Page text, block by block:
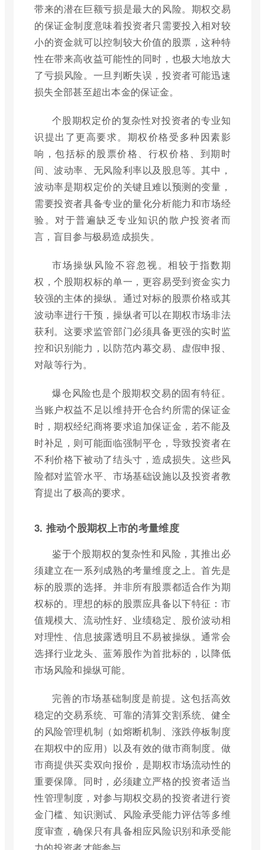
带来的潜在巨额亏损是最大的风险。期权交易
的保证金制度意味着投资者只需要投入相对较
小的资金就可以控制较大价值的股票，这种特
性在带来高收益可能性的同时，也极大地放大
了亏损风险。一旦判断失误，投资者可能迅速
损失全部甚至超出本金的保证金。
个股期权定价的复杂性对投资者的专业知
识提出了更高要求。期权价格受多种因素影
响，包括标的股票价格、行权价格、到期时
间、波动率、无风险利率以及股息等。其中，
波动率是期权定价的关键且难以预测的变量，
需要投资者具备专业的量化分析能力和市场经
验。对于普遍缺乏专业知识的散户投资者而
言，盲目参与极易造成损失。
市场操纵风险不容忽视。相较于指数期
权，个股期权标的单一，更容易受到资金实力
较强的主体的操纵。通过对标的股票价格或其
波动率进行干预，操纵者可以在期权市场非法
获利。这要求监管部门必须具备更强的实时监
控和识别能力，以防范内幕交易、虚假申报、
对敲等行为。
爆仓风险也是个股期权交易的固有特征。
当账户权益不足以维持开仓合约所需的保证金
时，期权经纪商将要求追加保证金，若不能及
时补足，则可能面临强制平仓，导致投资者在
不利价格下被动了结头寸，造成损失。这些风
险都对监管水平、市场基础设施以及投资者教
育提出了极高的要求。
3. 推动个股期权上市的考量维度
鉴于个股期权的复杂性和风险，其推出必
须建立在一系列成熟的考量维度之上。首先是
标的股票的选择。并非所有股票都适合作为期
权标的。理想的标的股票应具备以下特征：市
值规模大、流动性好、业绩稳定、股价波动相
对理性、信息披露透明且不易被操纵。通常会
选择行业龙头、蓝筹股作为首批标的，以降低
市场风险和操纵可能。
完善的市场基础制度是前提。这包括高效
稳定的交易系统、可靠的清算交割系统、健全
的风险管理机制（如熔断机制、涨跌停板制度
在期权中的应用）以及有效的做市商制度。做
市商提供买卖双向报价，是期权市场流动性的
重要保障。同时，必须建立严格的投资者适当
性管理制度，对参与期权交易的投资者进行资
金门槛、知识测试、风险承受能力评估等多维
度审查，确保只有具备相应风险识别和承受能